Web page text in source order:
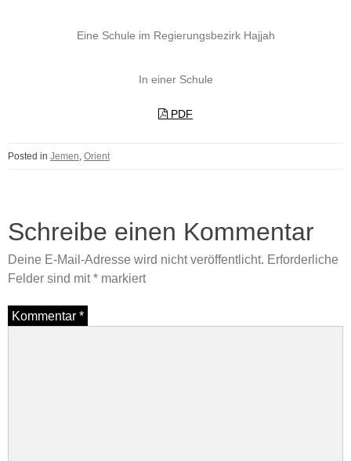
Eine Schule im Regierungsbezirk Hajjah
In einer Schule
PDF
Posted in Jemen Orient
Schreibe einen Kommentar
Deine E-Mail-Adresse wird nicht veröffentlicht. Erforderliche
Felder sind mit* markiert
Kommentar *